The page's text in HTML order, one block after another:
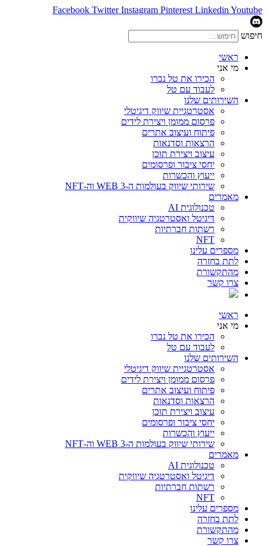
Facebook Twitter Instagram Pinterest Linkedin Youtube
חיפוש
ראשי
מי אני
הכירו את טל נברו
לעבוד עם טל
השירותים שלנו
אסטרטגיית שיווק דיגיטלי
פרסום ממומן ויצירת לידים
פיתוח ועיצוב אתרים
הרצאות וסדנאות
עיצוב ויצירת תוכן
יחסי ציבור ופרסומים
ייעוץ והכשרות
שירותי שיווק בעולמות ה-WEB 3 וה-NFT
מאמרים
טכנולוגית AI
דיגיטל ואסטרטגיה שיווקית
רשתות חברתיות
NFT
מספרים עלינו
לתת בחזרה
מהתקשורת
צרו קשר
ראשי
מי אני
הכירו את טל נברו
לעבוד עם טל
השירותים שלנו
אסטרטגיית שיווק דיגיטלי
פרסום ממומן ויצירת לידים
פיתוח ועיצוב אתרים
הרצאות וסדנאות
עיצוב ויצירת תוכן
יחסי ציבור ופרסומים
ייעוץ והכשרות
שירותי שיווק בעולמות ה-WEB 3 וה-NFT
מאמרים
טכנולוגית AI
דיגיטל ואסטרטגיה שיווקית
רשתות חברתיות
NFT
מספרים עלינו
לתת בחזרה
מהתקשורת
צרו קשר